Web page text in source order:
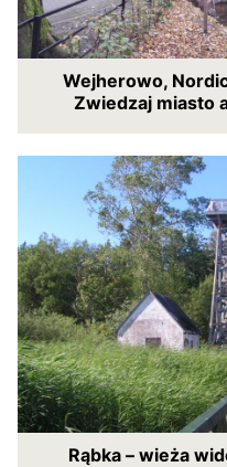
Wejherowo,
Zwiedzaj miasto
Rąbka – wieża